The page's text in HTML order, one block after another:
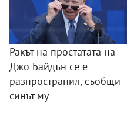
Ракът на простатата на
Джо Байдън се е
разпространил, съобщи
синът му